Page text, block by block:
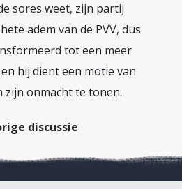
sores weet, zijn partij
adem van de PVV, dus
tot een meer
hij dient een motie van
onmacht te tonen.
discussie